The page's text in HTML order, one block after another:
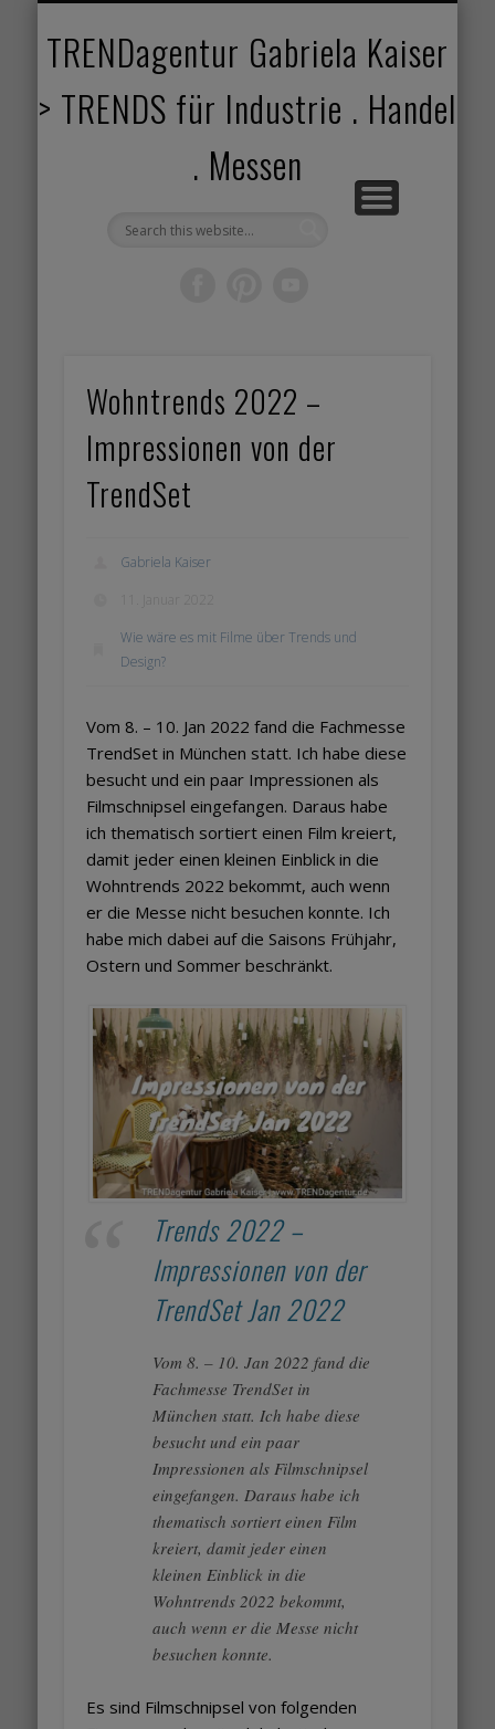
TRENDagentur Gabriela Kaiser
> TRENDS für Industrie . Handel
. Messen
Wohntrends 2022 –
Impressionen von der
TrendSet
Gabriela Kaiser
Wie wäre es mit Filme über Trends und
Design?
Vom 8. – 10. Jan 2022 fand die Fachmesse
TrendSet in München statt. Ich habe diese
besucht und ein paar Impressionen als
Filmschnipsel eingefangen. Daraus habe
ich thematisch sortiert einen Film kreiert,
damit jeder einen kleinen Einblick in die
Wohntrends 2022 bekommt, auch wenn
er die Messe nicht besuchen konnte. Ich
habe mich dabei auf die Saisons Frühjahr,
Ostern und Sommer beschränkt.
Trends 2022 –
Impressionen von der
TrendSet Jan 2022
Vom 8. – 10. Jan 2022 fand die
Fachmesse TrendSet in
München statt. Ich habe diese
besucht und ein paar
Impressionen als Filmschnipsel
eingefangen. Daraus habe ich
thematisch sortiert einen Film
kreiert, damit jeder einen
kleinen Einblick in die
Wohntrends 2022 bekommt,
auch wenn er die Messe nicht
besuchen konnte.
Es sind Filmschnipsel von folgenden